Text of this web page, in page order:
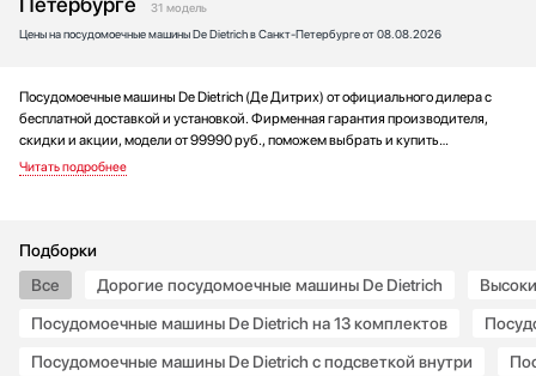
Аксессуары и принадлежности
Акустические системы
Барбекю
Беспроводные акустические системы
Варочные центры
Вафельницы
Весы
Винные шкафы
Barazza
Bosch
Brandt
Hyundai
31 модель
Цены на посудомоечные машины De Dietrich в Санкт-Петербурге от 08.08.2026
Посудомоечные машины De Dietrich (Де Дитрих) от официального дилера с
бесплатной доставкой и установкой. Фирменная гарантия производителя,
скидки и акции, модели от 99990 руб., поможем выбрать и купить
посудомоечную машину на выгодных условиях без переплаты. Новинки и хиты
Подборки
Все
Дорогие посудомоечные машины De Dietrich
Посудомоечные машины De Dietrich на 13 комплектов
Посудомоечные машины De Dietrich с подсветкой внутри